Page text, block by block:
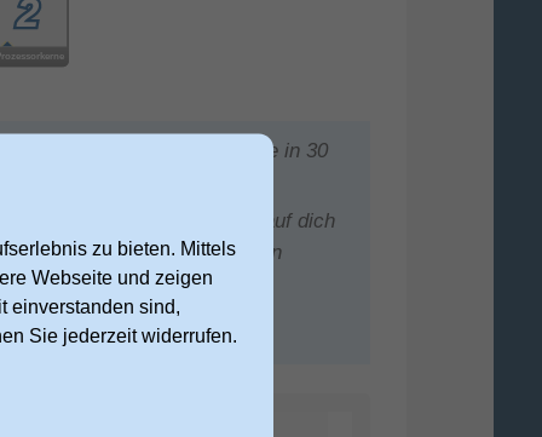
Apple Watch. 80 % Batterie in 30
Fitnesspraxis noch besser auf dich
Beispiel die Aktivitäts­ringe an
zu bieten. Mittels
Webseite und zeigen
einverstanden sind,
Sie jederzeit widerrufen.